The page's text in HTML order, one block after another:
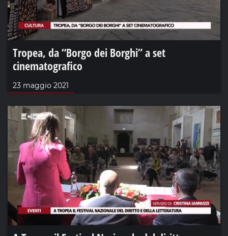
Tropea, da “Borgo dei Borghi” a set
cinematografico
23 maggio 2021